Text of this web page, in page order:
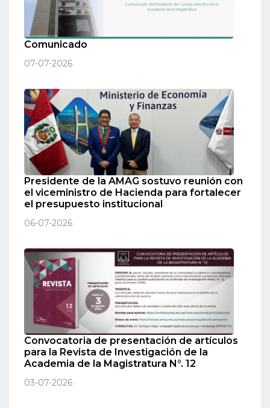
Comunicado
07-07-2026
Presidente de la AMAG sostuvo reunión con
el viceministro de Hacienda para fortalecer
el presupuesto institucional
06-07-2026
Convocatoria de presentación de artículos
para la Revista de Investigación de la
Academia de la Magistratura N°. 12
03-07-2026